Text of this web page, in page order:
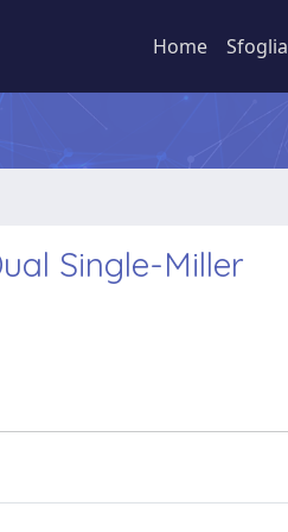
Home Sfoglia
Single-Miller